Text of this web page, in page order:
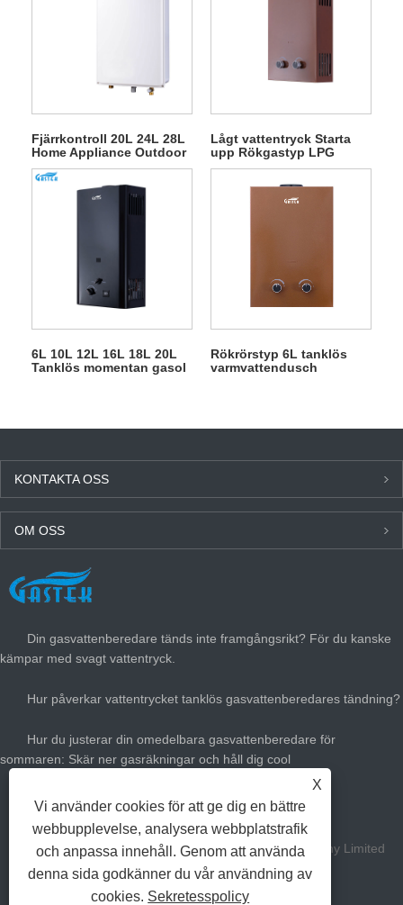
Fjärrkontroll 20L 24L 28L
Home Appliance Outdoor
Gas Water Heater
Lågt vattentryck Starta
upp Rökgastyp LPG
Gasvattenberedare
6L 10L 12L 16L 18L 20L
Tanklös momentan gasol
Rökrörstyp 6L tanklös
varmvattendusch
KONTAKTA OSS
OM OSS
SENASTE NYTT
Din gasvattenberedare tänds inte framgångsrikt? För du kanske
kämpar med svagt vattentryck.
Hur påverkar vattentrycket tanklös gasvattenberedares tändning?
Hur du justerar din omedelbara gasvattenberedare för
sommaren: Skär ner gasräkningar och håll dig cool
Hur stor gasvärmare värme behöver du?
Copyright Zhongshan Gastek Home Appliance Company Limited
alla rättigheter reserverade.
X
Vi använder cookies för att ge dig en bättre
webbupplevelse, analysera webbplatstrafik
och anpassa innehåll. Genom att använda
denna sida godkänner du vår användning av
cookies. Sekretesspolicy